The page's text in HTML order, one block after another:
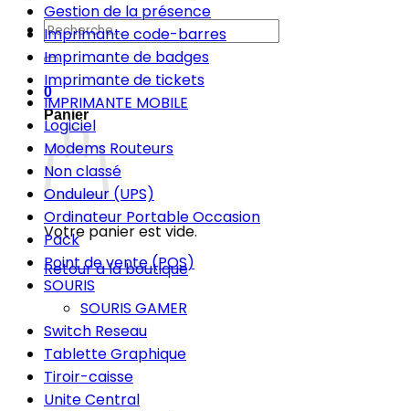
Recherche
pour :
0
Panier
Votre panier est vide.
Retour à la boutique
Gestion de la présence
Imprimante code-barres
Imprimante de badges
Imprimante de tickets
IMPRIMANTE MOBILE
Logiciel
Modems Routeurs
Non classé
Onduleur (UPS)
Ordinateur Portable Occasion
Pack
Point de vente (POS)
SOURIS
SOURIS GAMER
Switch Reseau
Tablette Graphique
Tiroir-caisse
Unite Central